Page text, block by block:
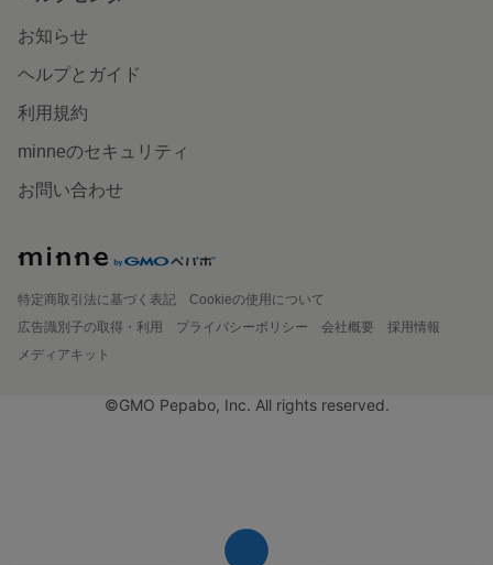
お知らせ
ヘルプとガイド
利用規約
minneのセキュリティ
お問い合わせ
特定商取引法に基づく表記
Cookieの使用について
広告識別子の取得・利用
プライバシーポリシー 会社概要
採用情報
メディアキット
©GMO Pepabo, Inc. All rights reserved.